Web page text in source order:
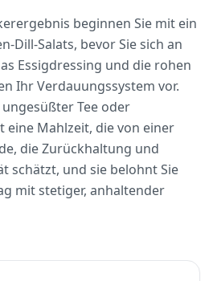
beginnen Sie mit ein
Dill-Salats, bevor Sie sich an
Essigdressing und die rohen
Ihr Verdauungssystem vor.
ungesüßter Tee oder
eine Mahlzeit, die von einer
die Zurückhaltung und
schätzt, und sie belohnt Sie
mit stetiger, anhaltender